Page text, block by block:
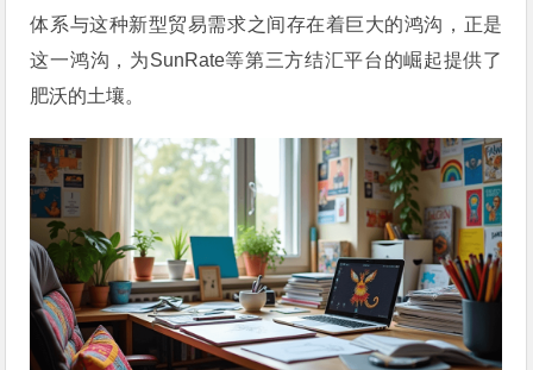
体系与这种新型贸易需求之间存在着巨大的鸿沟，正是
这一鸿沟，为SunRate等第三方结汇平台的崛起提供了
肥沃的土壤。